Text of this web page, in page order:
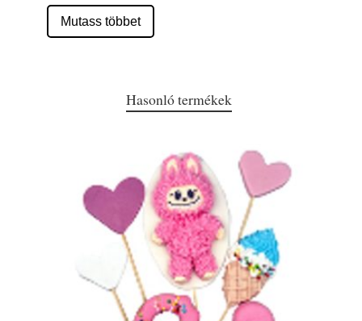
Mutass többet
Hasonló termékek